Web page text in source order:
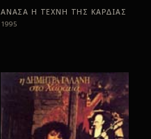
ΑΝΑΣΑ Η ΤΕΧΝΗ ΤΗΣ ΚΑΡΔΙΑΣ
1995